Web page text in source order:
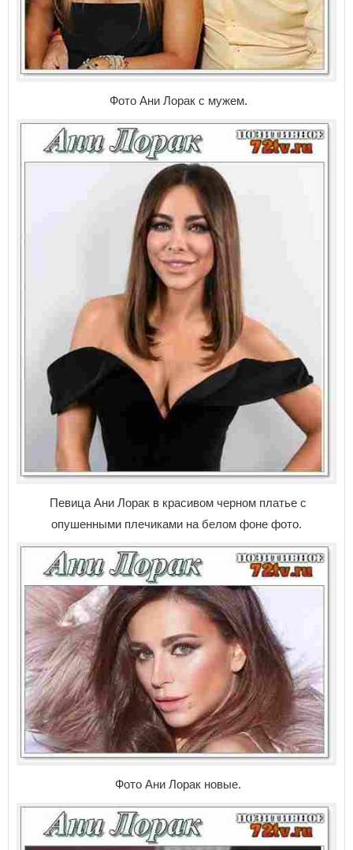
Фото Ани Лорак с мужем.
Певица Ани Лорак в красивом черном платье с
опушенными плечиками на белом фоне фото.
Фото Ани Лорак новые.